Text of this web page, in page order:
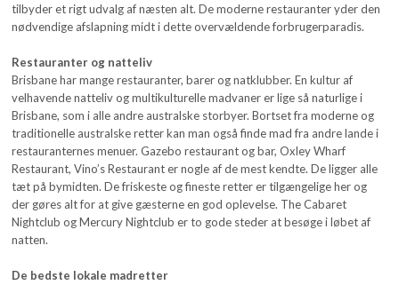
tilbyder et rigt udvalg af næsten alt. De moderne restauranter yder den
nødvendige afslapning midt i dette overvældende forbrugerparadis.
Restauranter og natteliv
Brisbane har mange restauranter, barer og natklubber. En kultur af
velhavende natteliv og multikulturelle madvaner er lige så naturlige i
Brisbane, som i alle andre australske storbyer. Bortset fra moderne og
traditionelle australske retter kan man også finde mad fra andre lande i
restauranternes menuer. Gazebo restaurant og bar, Oxley Wharf
Restaurant, Vino’s Restaurant er nogle af de mest kendte. De ligger alle
tæt på bymidten. De friskeste og fineste retter er tilgængelige her og
der gøres alt for at give gæsterne en god oplevelse. The Cabaret
Nightclub og Mercury Nightclub er to gode steder at besøge i løbet af
natten.
De bedste lokale madretter